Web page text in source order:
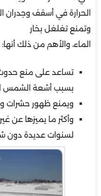
الحرارة في أسقف وجدران
وتمنع تغلغل بخار
الماء، والأهم من ذلك أنها:
تساعد على منع
بسبب أشعة الشمس
ويمنع ظهور حشرات
وأكثر ما يميزها عن
لسنوات عديدة دون